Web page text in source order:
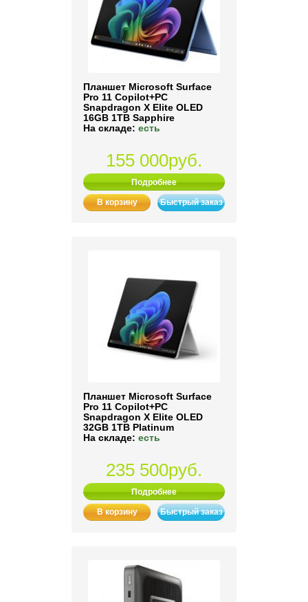
Планшет Microsoft Surface
Pro 11 Copilot+PC
Snapdragon X Elite OLED
16GB 1TB Sapphire
На складе: есть
155 000руб.
Подробнее
В корзину Быстрый заказ
Планшет Microsoft Surface
Pro 11 Copilot+PC
Snapdragon X Elite OLED
32GB 1TB Platinum
На складе: есть
235 500руб.
Подробнее
В корзину Быстрый заказ